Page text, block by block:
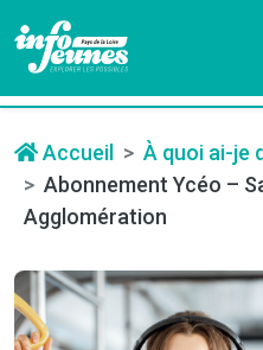
Accueil
À quoi ai-je
Abonnement Ycéo –
Agglomération